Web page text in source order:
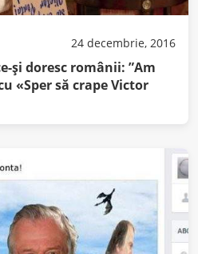
24 decembrie, 2016
și doresc românii: ”Am
«Sper să crape Victor